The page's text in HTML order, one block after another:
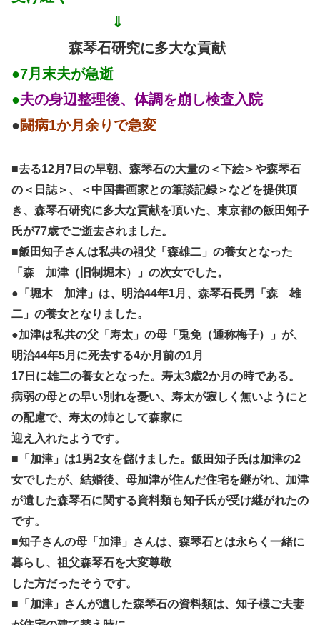
⇓
森琴石研究に多大な貢献
●7月末夫が急逝
●夫の身辺整理後、体調を崩し検査入院
●闘病1か月余りで急変
■去る12月7日の早朝、森琴石の大量の＜下絵＞や森琴石
の＜日誌＞、＜中国書画家との筆談記録＞などを提供頂
き、森琴石研究に多大な貢献を頂いた、東京都の飯田知子
氏が77歳でご逝去されました。
■飯田知子さんは私共の祖父「森雄二」の養女となった
「森 加津（旧制堀木）」の次女でした。
●「堀木 加津」は、明治44年1月、森琴石長男「森 雄
二」の養女となりました。
●加津は私共の父「寿太」の母「兎免（通称梅子）」が、
明治44年5月に死去する4か月前の1月
17日に雄二の養女となった。寿太3歳2か月の時である。
病弱の母との早い別れを憂い、寿太が寂しく無いようにと
の配慮で、寿太の姉として森家に
迎え入れたようです。
■「加津」は1男2女を儲けました。飯田知子氏は加津の2
女でしたが、結婚後、母加津が住んだ住宅を継がれ、加津
が遺した森琴石に関する資料類も知子氏が受け継がれたの
です。
■知子さんの母「加津」さんは、森琴石とは永らく一緒に
暮らし、祖父森琴石を大変尊敬
した方だったそうです。
■「加津」さんが遺した森琴石の資料類は、知子様ご夫妻